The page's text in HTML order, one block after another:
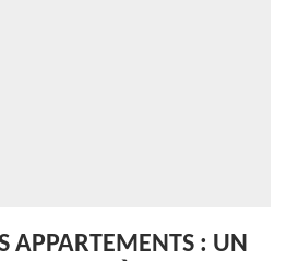
APPARTEMENTS : UN